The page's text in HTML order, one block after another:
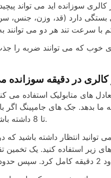
سوزانده اید می تواند
بستگی دارد (قد، وزن، جنس،
شده برای جامپینگ جک یا در 30 دقیقه، از معادل های
بدهد. جک های جامپینگ اگر
می توانند رتبه MET تا 8 داشته باشند.